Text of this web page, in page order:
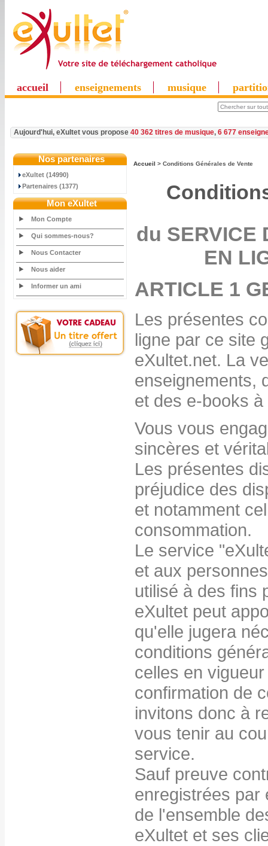
accueil enseignements musique
Aujourd'hui, eXultet vous propose 40 362 titres de musique, 6 677
Nos partenaires
eXultet (14990)
Partenaires (1377)
Mon eXultet
Mon Compte
Qui sommes-nous?
Nous Contacter
Nous aider
Informer un ami
Accueil > Conditions Générales de Vente
du SERVICE
EN
ARTICLE 1
Les présentes
ligne par ce site
eXultet.net. La
enseignements,
et des e-books
Vous vous
sincères et
Les présentes
préjudice des
et notamment
consommation.
Le service
et aux
utilisé à des fins
eXultet peut
qu'elle jugera
conditions
celles en
confirmation de
invitons donc à
vous tenir au
service.
Sauf preuve
enregistrées par
de l'ensemble
eXultet et ses